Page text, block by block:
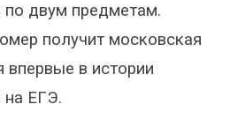
по двум предметам.
получит московская
впервые в истории
на ЕГЭ.